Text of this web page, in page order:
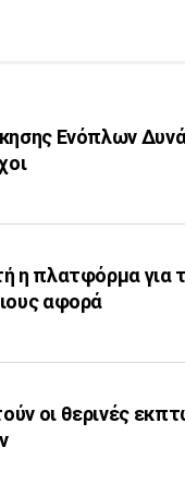
Ενόπλων
η πλατφόρμα για
αφορά
οι θερινές